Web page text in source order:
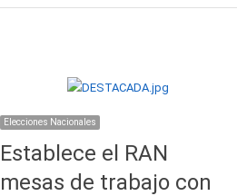
Elecciones Nacionales
Establece el RAN
mesas de trabajo con